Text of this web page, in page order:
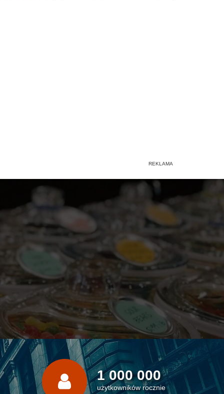
1 000 000
użytkowników rocznie